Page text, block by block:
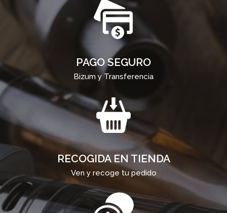
PAGO SEGURO
Bizum y Transferencia
RECOGIDA EN TIENDA
Ven y recoge tu pedido